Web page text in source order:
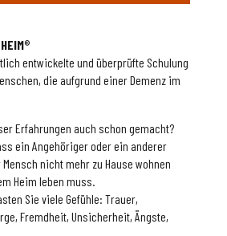
®
entwickelte und überprüfte Schulung
die aufgrund einer Demenz im
Erfahrungen auch schon gemacht?
ein Angehöriger oder ein anderer
nicht mehr zu Hause wohnen
Heim leben muss.
Sie viele Gefühle: Trauer,
Fremdheit, Unsicherheit, Ängste,